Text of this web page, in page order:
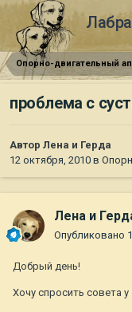
Опорно-двигательный
проблема с
Автор Лена и Герда
12 октября, 2010 в
Лена и
Опубликовано
Добрый день!
Хочу спросить совета